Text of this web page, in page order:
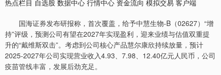
热点栏目 自选股 数据中心 行情中心 资金流向 模拟交易 客户端
国海证券发布研报称，首次覆盖，给予中慧生物-B（02627）“增
持”评级，预测公司有望在2027年实现盈利，迎来业绩与估值双重提
升的“戴维斯双击”。考虑到公司核心产品慧尔康欣持续放量，预计
2025-2027年公司实现营业收入4.93、7.98、12.40亿元人民币，公司
疫苗管线丰富，发展后劲充足。